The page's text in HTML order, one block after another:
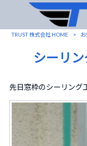
TRUST 株式会社 HOME >
シーリ
先日窓枠のシーリング